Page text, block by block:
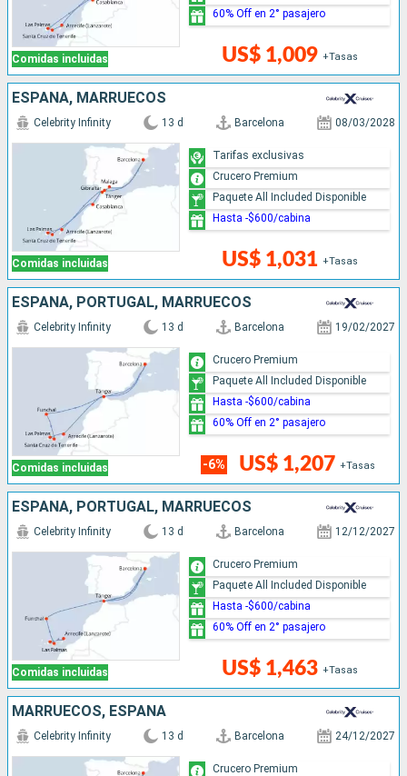
Comidas incluidas US$ 1,009 +Tasas
60% Off en 2° pasajero
ESPAÑA, MARRUECOS
Comidas incluidas
Celebrity Infinity 13 d Barcelona 08/03/2028
US$ 1,031 +Tasas
Tarifas exclusivas
Crucero Premium
Paquete All Included Disponible
Hasta -$600/cabina
ESPAÑA, PORTUGAL, MARRUECOS
Comidas incluidas
Celebrity Infinity 13 d Barcelona 19/02/2027
-6% US$ 1,207 +Tasas
Crucero Premium
Paquete All Included Disponible
Hasta -$600/cabina
60% Off en 2° pasajero
ESPAÑA, PORTUGAL, MARRUECOS
Comidas incluidas
Celebrity Infinity 13 d Barcelona 12/12/2027
US$ 1,463 +Tasas
Crucero Premium
Paquete All Included Disponible
Hasta -$600/cabina
60% Off en 2° pasajero
MARRUECOS, ESPAÑA
Celebrity Infinity 13 d Barcelona 24/12/2027
Crucero Premium